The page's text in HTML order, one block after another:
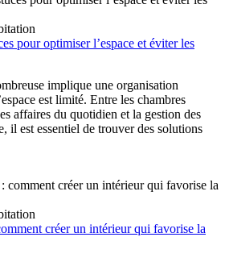
pour optimiser l’espace et éviter les
implique une organisation
est limité. Entre les chambres
affaires du quotidien et la gestion des
il est essentiel de trouver des solutions
créer un intérieur qui favorise la